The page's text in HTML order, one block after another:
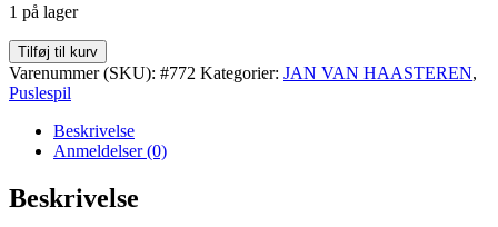
1 på lager
Sea
Port
antal
Tilføj til kurv
Varenummer (SKU): #772 Kategorier: JAN VAN HAASTEREN,
Puslespil
Beskrivelse
Anmeldelser (0)
Beskrivelse